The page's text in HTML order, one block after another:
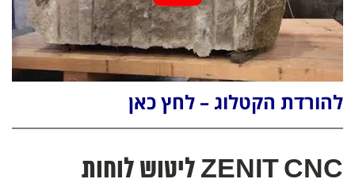
להורדת הקטלוג – לחץ כאן
ZENIT CNC ליטוש לוחות